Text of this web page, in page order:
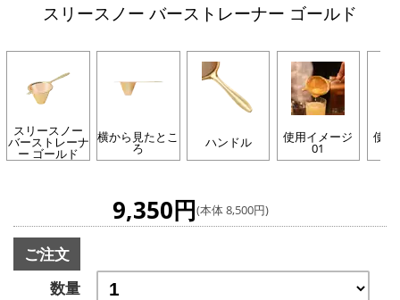
スリースノー バーストレーナー ゴールド
スリースノー
バーストレーナ
ー ゴールド
横から見たとこ
ろ ハンドル 使用イメージ
01
使用
9,350円(本体 8,500円)
ご注文
数量